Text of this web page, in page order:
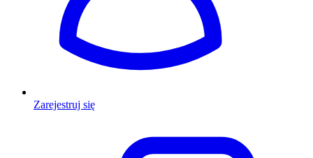
Zarejestruj się